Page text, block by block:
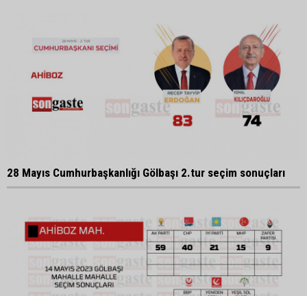
28 Mayıs Cumhurbaşkanlığı Gölbaşı 2.tur seçim sonuçları